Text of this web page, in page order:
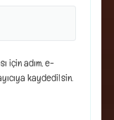
için adım, e-
kaydedilsin.